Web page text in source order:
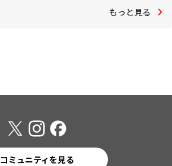
もっと見る
コミュニティを見る